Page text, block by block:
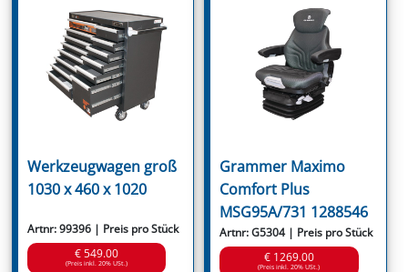
Werkzeugwagen groß
1030 x 460 x 1020
Artnr: 99396 | Preis pro Stück
€ 549.00
(Preis inkl. 20% USt.)
Grammer Maximo
Comfort Plus
MSG95A/731 1288546
Artnr: G5304 | Preis pro Stück
€ 1269.00
(Preis inkl. 20% USt.)